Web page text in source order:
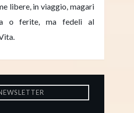
libere, in viaggio, magari
o ferite, ma fedeli al